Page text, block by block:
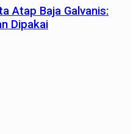
Atap Baja Galvanis:
Dipakai